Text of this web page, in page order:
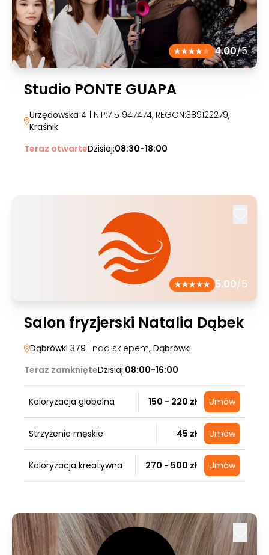
4.00/5
Studio PONTE GUAPA
Urzędowska 4 | NIP:7151947474, REGON:389122279,
Kraśnik
Teraz otwarteDzisiaj:08:30-18:00
5.00/5
Salon fryzjerski Natalia Dąbek
Dąbrówki 379 | nad sklepem, Dąbrówki
Teraz zamknięteDzisiaj:08:00-16:00
Koloryzacja globalna 150 - 220 zł Umów
Strzyżenie męskie 45 zł Umów
Koloryzacja kreatywna 270 - 500 zł Umów